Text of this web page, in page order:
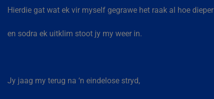
Hierdie gat wat ek vir myself gegrawe het raak al hoe dieper
en sodra ek uitklim stoot jy my weer in.
Jy jaag my terug na ‘n eindelose stryd,